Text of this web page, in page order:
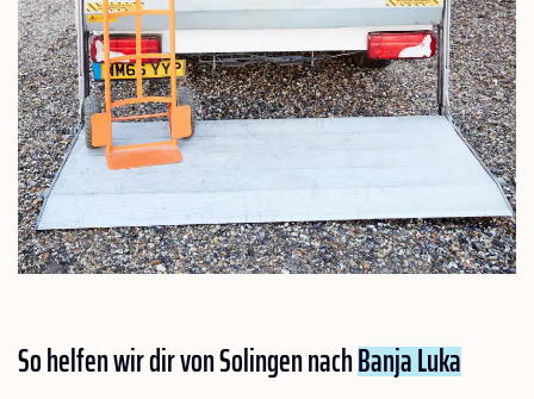
So helfen wir dir von Solingen nachBanja Luka